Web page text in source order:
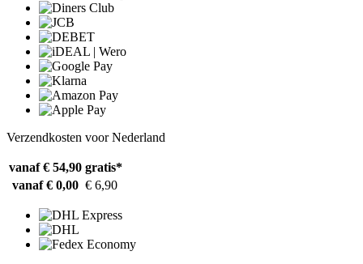
Verzendkosten voor Nederland
vanaf € 54,90 gratis*
vanaf € 0,00 € 6,90